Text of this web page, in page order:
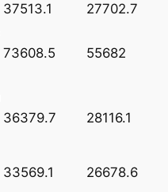
37513.1
27702.7
73608.5 55682
36379.7 28116.1
33569.1 26678.6